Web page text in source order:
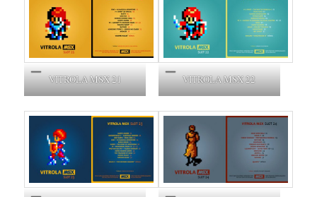
VITROLA MSX 21 VITROLA MSX 22